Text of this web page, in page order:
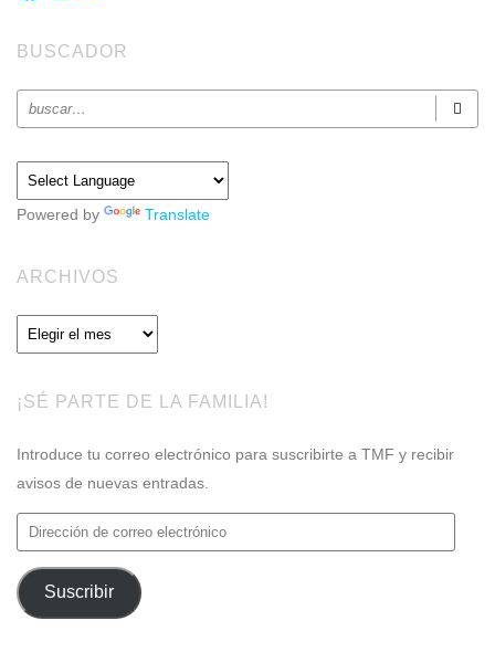
BUSCADOR
Powered by Translate
ARCHIVOS
Archivos
¡SÉ PARTE DE LA FAMILIA!
Introduce tu correo electrónico para suscribirte a TMF y recibir
avisos de nuevas entradas.
Dirección
de
correo
electrónico
Suscribir